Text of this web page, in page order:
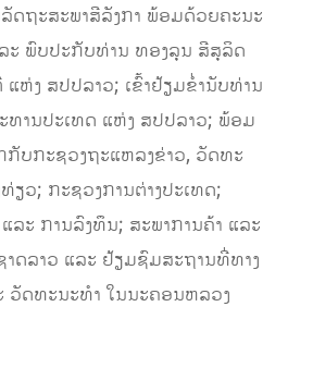
ດຖະສະພາສີລັງກາ ພ້ອມດ້ວຍຄະນະ
ະ ພົບປະກັບທ່ານ ທອງລຸນ ສີສຸລິດ
ຫ່ງ ສປປລາວ; ເຂົ້າຢ້ຽມຂໍ່ານັບທ່ານ
ທານປະເທດ ແຫ່ງ ສປປລາວ; ພ້ອມ
ກັບກະຊວງຖະແຫລງຂ່າວ, ວັດທະ
ຽວ; ກະຊວງການຕ່າງປະເທດ;
ລະ ການລົງທຶນ; ສະພາການຄ້າ ແລະ
ດລາວ ແລະ ຢ້ຽມຊົມສະຖານທີ່ທາງ
ວັດທະນະທຳ ໃນນະຄອນຫລວງ